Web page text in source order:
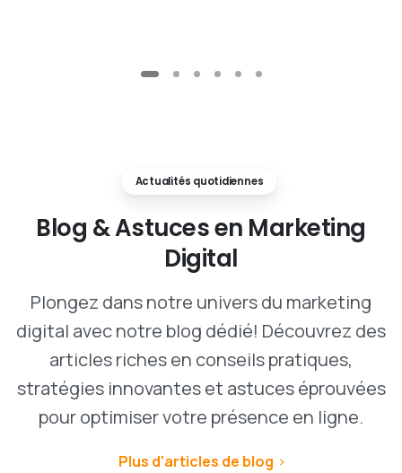
Actualités quotidiennes
Blog &Astucesen Marketing
Digital
Plongez dans notre univers du marketing
digital avec notre blog dédié! Découvrez des
articles riches en conseils pratiques,
stratégies innovantes et astuces éprouvées
pour optimiser votre présence en ligne.
Plus d'articles de blog